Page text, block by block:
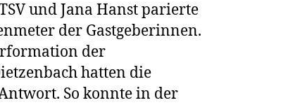
und Jana Hanst parierte
der Gastgeberinnen.
der
hatten die
So konnte in der